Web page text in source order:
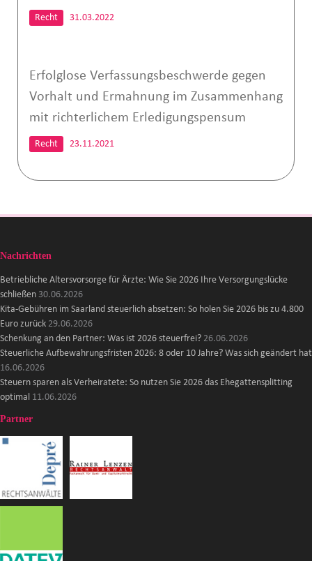
Recht 31.03.2022
Erfolglose Verfassungsbeschwerde gegen
Vorhalt und Ermahnung im Zusammenhang
mit richterlichem Erledigungspensum
Recht 23.11.2021
Nachrichten
Betriebliche Altersvorsorge für Ärzte: Wie Sie 2026 Ihre Versorgungslücke
schließen 30.06.2026
Kita-Gebühren im Saarland steuerlich absetzen: So holen Sie 2026 bis zu 4.800
Euro zurück 29.06.2026
Schenkung an den Partner: Was ist 2026 steuerfrei? 26.06.2026
Steuerliche Aufbewahrungsfristen 2026: 8 oder 10 Jahre? Was sich geändert hat
16.06.2026
Steuern sparen als Verheiratete: So nutzen Sie 2026 das Ehegattensplitting
optimal 11.06.2026
Partner